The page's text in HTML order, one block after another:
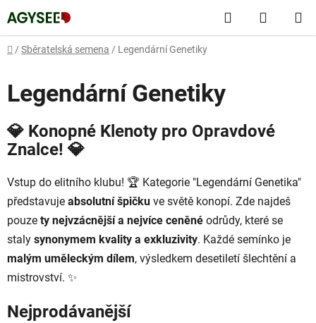
na
obsah
Hledat
KOŠÍK
Domů
/ Sběratelská semena / Legendární Genetiky
Legendární Genetiky
💎 Konopné Klenoty pro Opravdové
Znalce! 💎
Vstup do elitního klubu! 🏆 Kategorie "Legendární Genetika"
představuje absolutní špičku ve světě konopí. Zde najdeš
pouze ty nejvzácnější a nejvíce ceněné odrůdy, které se
staly synonymem kvality a exkluzivity. Každé semínko je
malým uměleckým dílem, výsledkem desetiletí šlechtění a
mistrovství. ✨
Nejprodávanější